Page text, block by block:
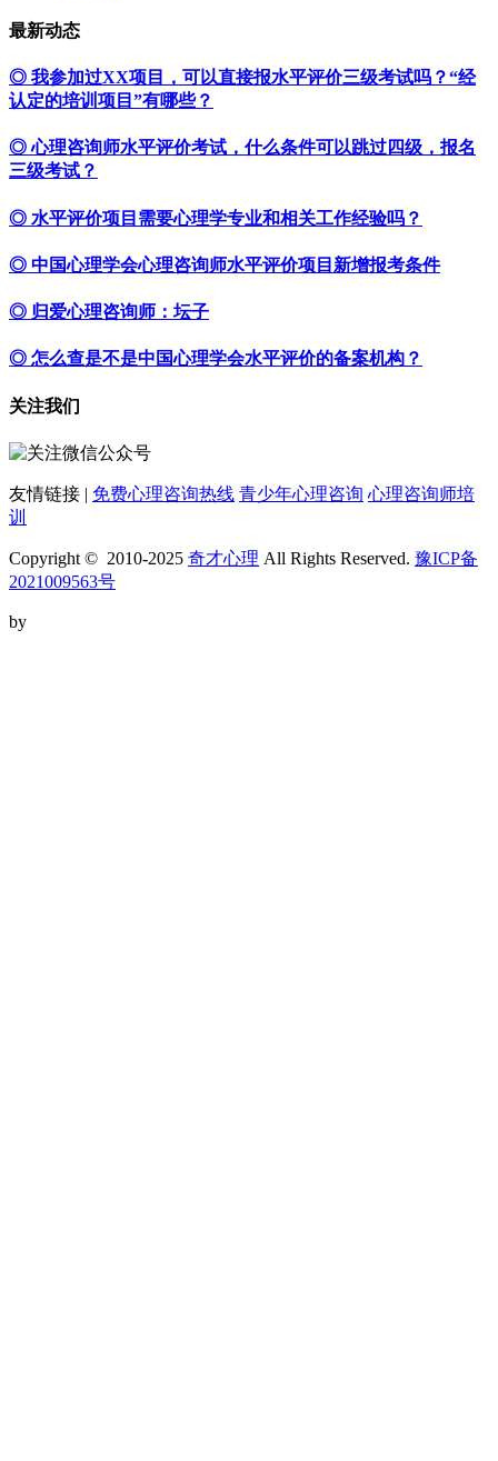
最新动态
◎ 我参加过XX项目，可以直接报水平评价三级考试吗？“经
认定的培训项目”有哪些？
◎ 心理咨询师水平评价考试，什么条件可以跳过四级，报名
三级考试？
◎ 水平评价项目需要心理学专业和相关工作经验吗？
◎ 中国心理学会心理咨询师水平评价项目新增报考条件
◎ 归爱心理咨询师：坛子
◎ 怎么查是不是中国心理学会水平评价的备案机构？
关注我们
友情链接 | 免费心理咨询热线 青少年心理咨询 心理咨询师培
训
Copyright © 2010-2025 奇才心理 All Rights Reserved. 豫ICP备
2021009563号
by